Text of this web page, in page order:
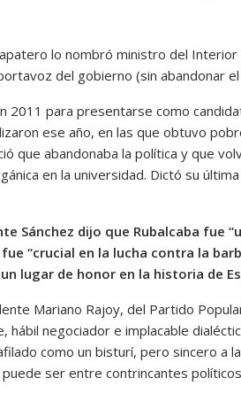
lo nombró ministro del
del gobierno (sin abandonar
2011 para presentarse como
ese año, en las que obtuvo
que abandonaba la política y que
en la universidad. Dictó su
Sánchez dijo que Rubalcaba fue
“crucial en la lucha contra la
lugar de honor en la historia de
Mariano Rajoy, del Partido
hábil negociador e implacable
como un bisturí, pero sincero a
ser entre contrincantes